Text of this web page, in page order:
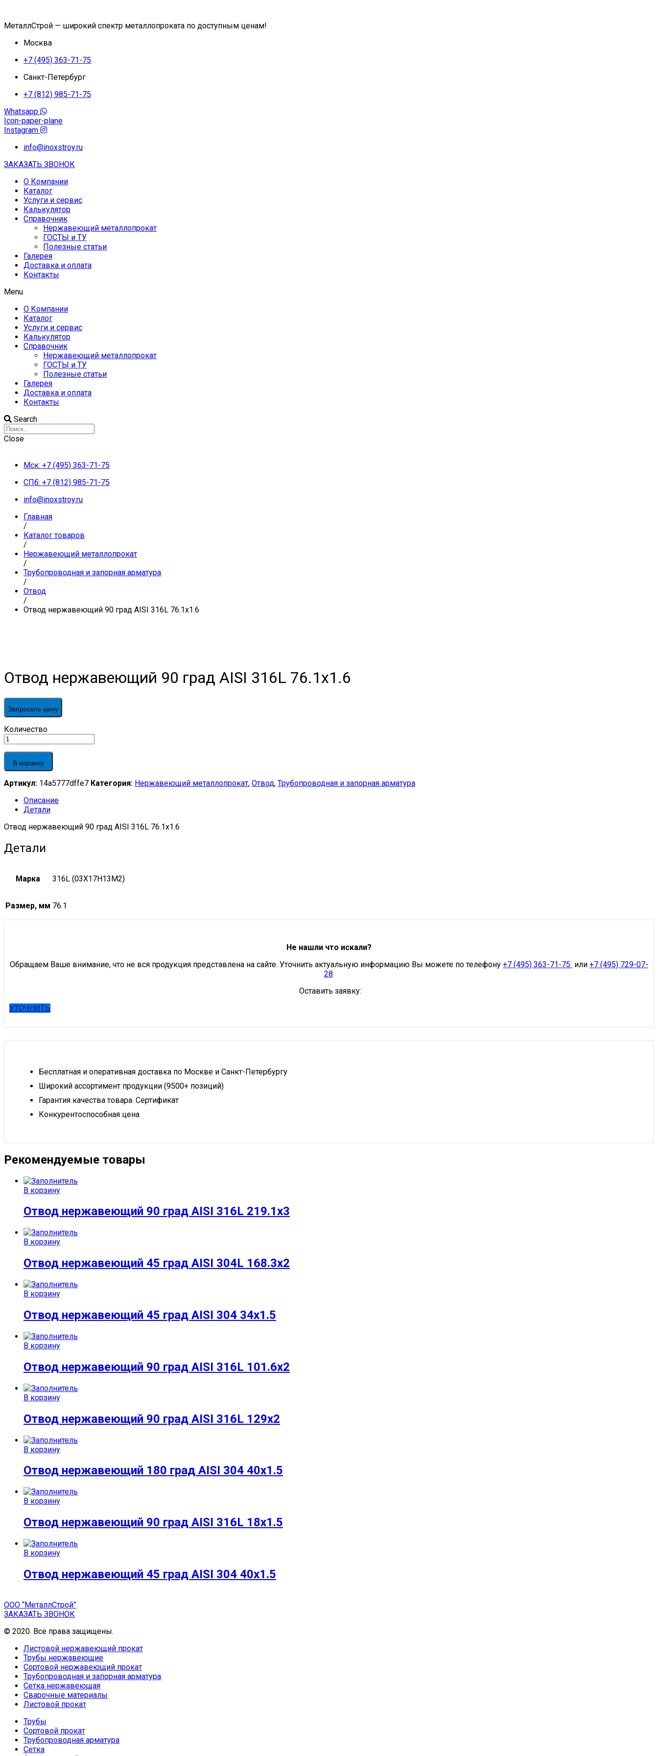
МеталлСтрой — широкий спектр металлопроката по доступным ценам!
Москва
+7 (495) 363-71-75
Санкт-Петербург
+7 (812) 985-71-75
Whatsapp
Icon-paper-plane
Instagram
info@inoxstroy.ru
ЗАКАЗАТЬ ЗВОНОК
О Компании
Каталог
Услуги и сервис
Калькулятор
Справочник
Нержавеющий металлопрокат
ГОСТЫ и ТУ
Полезные статьи
Галерея
Доставка и оплата
Контакты
Menu
О Компании
Каталог
Услуги и сервис
Калькулятор
Справочник
Нержавеющий металлопрокат
ГОСТЫ и ТУ
Полезные статьи
Галерея
Доставка и оплата
Контакты
Search
Close
Мск: +7 (495) 363-71-75
СПб: +7 (812) 985-71-75
info@inoxstroy.ru
Главная
/
Каталог товаров
/
Нержавеющий металлопрокат
/
Трубопроводная и запорная арматура
/
Отвод
/
Отвод нержавеющий 90 град AISI 316L 76.1х1.6
Отвод нержавеющий 90 град AISI 316L 76.1х1.6
Запросить цену
Отвод
нержавеющий
90
град
AISI
76.1х1.6
Количество
В корзину
Артикул: 14a5777dffe7 Категория: Нержавеющий металлопрокат, Отвод, Трубопроводная и запорная арматура
Описание
Детали
Отвод нержавеющий 90 град AISI 316L 76.1х1.6
Детали
Марка 316L (03Х17Н13М2)
Размер, мм 76.1
Не нашли что искали?
Обращаем Ваше внимание, что не вся продукция представлена на сайте. Уточнить актуальную информацию Вы можете по телефону +7 (495) 363-71-75 или +7 (495) 729-07-
28.
Оставить заявку:
УТОЧНИТЬ
Бесплатная и оперативная доставка по Москве и Санкт-Петербургу
Широкий ассортимент продукции (9500+ позиций)
Гарантия качества товара. Сертификат
Конкурентоспособная цена
Рекомендуемые товары
В корзину
Отвод нержавеющий 90 град AISI 316L 219.1х3
В корзину
Отвод нержавеющий 45 град AISI 304L 168.3х2
В корзину
Отвод нержавеющий 45 град AISI 304 34х1.5
В корзину
Отвод нержавеющий 90 град AISI 316L 101.6х2
В корзину
Отвод нержавеющий 90 град AISI 316L 129х2
В корзину
Отвод нержавеющий 180 град AISI 304 40х1.5
В корзину
Отвод нержавеющий 90 град AISI 316L 18х1.5
В корзину
Отвод нержавеющий 45 град AISI 304 40х1.5
ООО “МеталлСтрой”
ЗАКАЗАТЬ ЗВОНОК
© 2020. Все права защищены.
Листовой нержавеющий прокат
Трубы нержавеющие
Сортовой нержавеющий прокат
Трубопроводная и запорная арматура
Сетка нержавеющая
Сварочные материалы
Листовой прокат
Трубы
Сортовой прокат
Трубопроводная арматура
Сетка